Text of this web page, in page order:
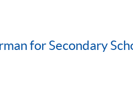
for Secondary